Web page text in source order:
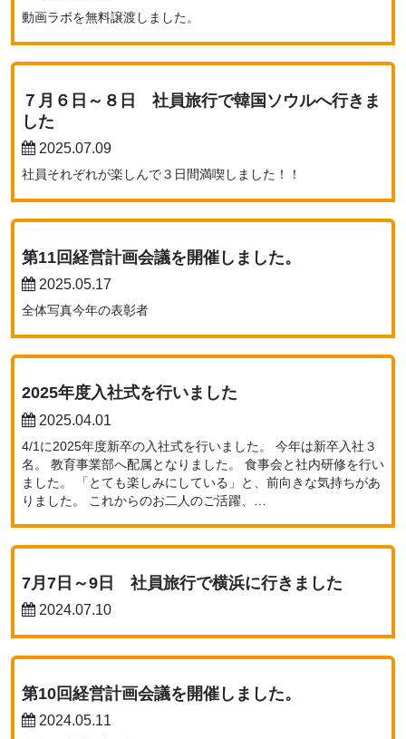
動画ラボを無料譲渡しました。
７月６日～８日 社員旅行で韓国ソウルへ行きま
した
2025.07.09
社員それぞれが楽しんで３日間満喫しました！！
第11回経営計画会議を開催しました。
2025.05.17
全体写真今年の表彰者
2025年度入社式を行いました
2025.04.01
4/1に2025年度新卒の入社式を行いました。 今年は新卒入社３
名。 教育事業部へ配属となりました。 食事会と社内研修を行い
ました。 「とても楽しみにしている」と、前向きな気持ちがあ
りました。 これからのお二人のご活躍、…
7月7日～9日 社員旅行で横浜に行きました
2024.07.10
第10回経営計画会議を開催しました。
2024.05.11